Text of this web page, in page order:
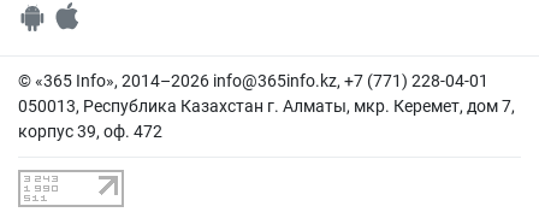
© «365 Info», 2014–2026 info@365info.kz, +7 (771) 228-04-01
050013, Республика Казахстан г. Алматы, мкр. Керемет, дом 7,
корпус 39, оф. 472